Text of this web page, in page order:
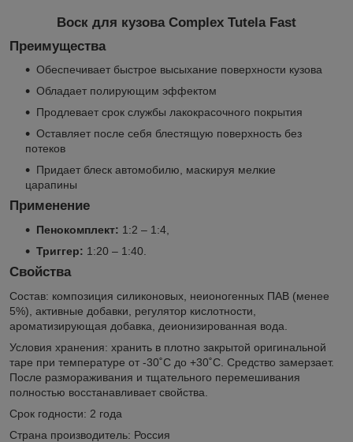
Воск для кузова Complex Tutela Fast
Преимущества
Обеспечивает быстрое высыхание поверхности кузова
Обладает полирующим эффектом
Продлевает срок службы лакокрасочного покрытия
Оставляет после себя блестящую поверхность без
потеков
Придает блеск автомобилю, маскируя мелкие
царапины
Применение
Пенокомплект: 1:2 – 1:4,
Триггер: 1:20 – 1:40.
Свойства
Состав: композиция силиконовых, неионогенных ПАВ (менее
5%), активные добавки, регулятор кислотности,
ароматизирующая добавка, деионизированная вода.
Условия хранения: хранить в плотно закрытой оригинальной
таре при температуре от -30˚С до +30˚С. Средство замерзает.
После размораживания и тщательного перемешивания
полностью восстанавливает свойства.
Срок годности: 2 года
Страна производитель: Россия